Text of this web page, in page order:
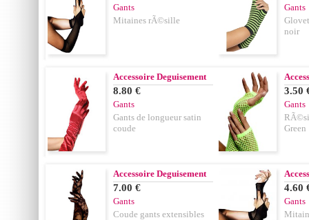
Gants
Mitaines rÃ©sille
Gants
noir
Accessoire Deguisement
8.80 €
Gants
Gants de longueur satin
coude
3.50
Gants
Green
Accessoire Deguisement
7.00 €
Gants
Coude gants extensibles
4.60
Gants